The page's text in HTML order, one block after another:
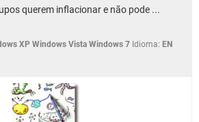
querem inflacionar e não pode ...
XP Windows Vista Windows 7 Idioma: EN